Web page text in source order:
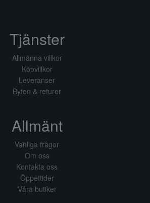
Tjänster
Allmänna villkor
Köpvillkor
Leveranser
Byten & returer
Allmänt
Vanliga frågor
Om oss
Kontakta oss
Öppettider
Våra butiker